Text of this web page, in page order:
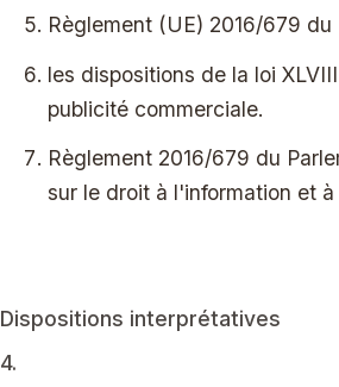
Règlement (UE) 2016/679
les dispositions de la loi
publicité commerciale.
Règlement 2016/679 du
sur le droit à l'information et
Dispositions interprétatives
4.